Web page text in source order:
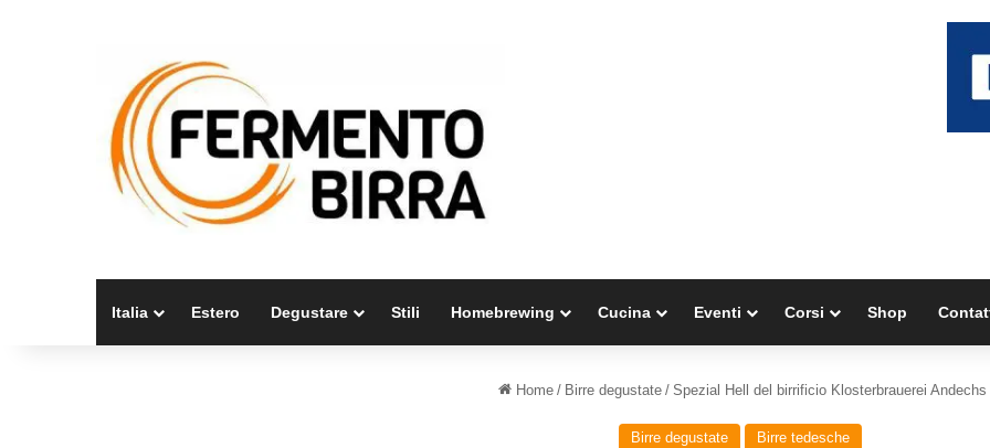
Italia Estero Degustare Stili Homebrewing Cucina Eventi Corsi Shop
Home / Birre degustate / Spezial Hell del birrificio Klosterbrauerei Andechs
Birre degustate Birre tedesche